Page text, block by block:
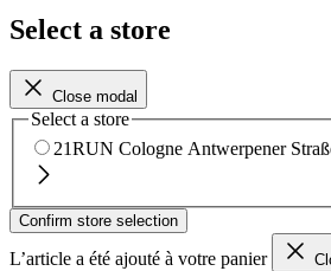
Select a store
Close modal
Select a store
21RUN Cologne Antwerpener
Confirm store selection
L’article a été ajouté à votre panier